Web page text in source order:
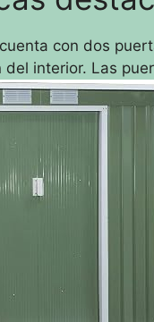
con dos
del interior. Las